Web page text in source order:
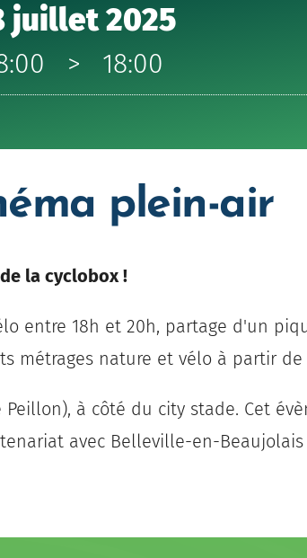
juillet 2025
> 18:00
plein-air
la cyclobox !
entre 18h et 20h, partage d'un
métrages nature et vélo à partir de
à côté du city stade. Cet
avec Belleville-en-